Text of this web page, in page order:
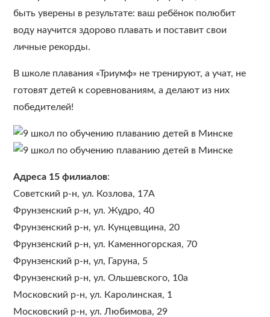
быть уверены в результате: ваш ребёнок полюбит
воду научится здорово плавать и поставит свои
личные рекорды.
В школе плавания «Триумф» не тренируют, а учат, не
готовят детей к соревнованиям, а делают из них
победителей!
Адреса 15 филиалов:
Советский р-н, ул. Козлова, 17А
Фрунзенский р-н, ул. Жудро, 40
Фрунзенский р-н, ул. Кунцевщина, 20
Фрунзенский р-н, ул. Каменногорская, 70
Фрунзенский р-н, ул, Гаруна, 5
Фрунзенский р-н, ул. Ольшевского, 10а
Московский р-н, ул. Каролинская, 1
Московский р-н, ул. Любимова, 29